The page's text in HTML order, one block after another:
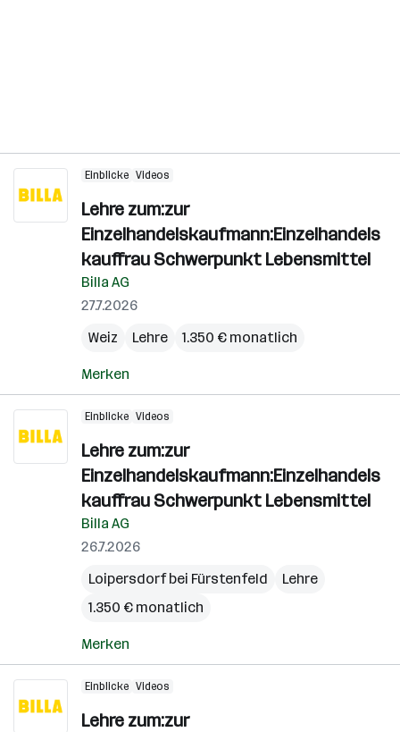
Einblicke Videos
Lehre zum:zur
Einzelhandelskaufmann:Einzelhandels
kauffrau Schwerpunkt Lebensmittel
Billa AG
27.7.2026
Weiz
Lehre 1.350 € monatlich
Merken
Einblicke Videos
Lehre zum:zur
Einzelhandelskaufmann:Einzelhandels
kauffrau Schwerpunkt Lebensmittel
Billa AG
26.7.2026
Loipersdorf bei Fürstenfeld
Lehre
1.350 € monatlich
Merken
Einblicke Videos
Lehre zum:zur